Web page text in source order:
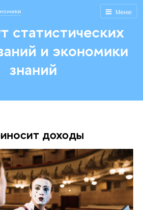
Меню
статистических
и экономики
знаний
доходы